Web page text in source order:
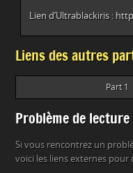
Lien d’Ultrablackiris :
Liens des autres
Part 1
Problème de lecture
Si vous rencontrez un
voici les liens externes pour